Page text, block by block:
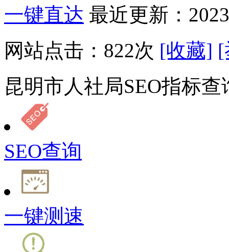
一键直达 最近更新：
网站点击： 822次 [收藏] [
昆明市人社局SEO指标查
SEO查询
一键测速